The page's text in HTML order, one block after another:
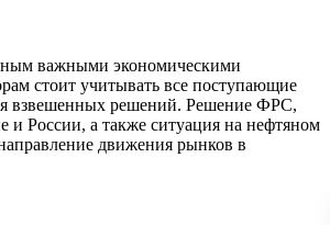
важными экономическими
стоит учитывать все поступающие
взвешенных решений. Решение ФРС,
и России, а также ситуация на нефтяном
движения рынков в